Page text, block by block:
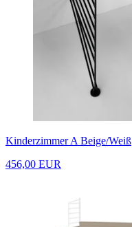
Kinderzimmer A Beige/Weiß
456,00 EUR